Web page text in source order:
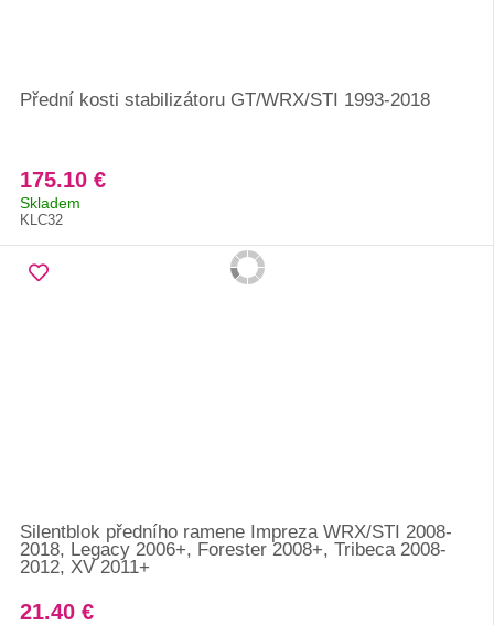
Přední kosti stabilizátoru GT/WRX/STI 1993-2018
175.10 €
Skladem
KLC32
Silentblok předního ramene Impreza WRX/STI 2008-
2018, Legacy 2006+, Forester 2008+, Tribeca 2008-
2012, XV 2011+
21.40 €